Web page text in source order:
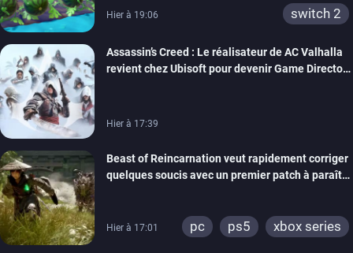
Hier à 19:06 switch 2
Assassin’s Creed : Le réalisateur de AC Valhalla
revient chez Ubisoft pour devenir Game Director
Hier à 17:39
Beast of Reincarnation veut rapidement corriger
quelques soucis avec un premier patch à paraître
Hier à 17:01 pc ps5 xbox series